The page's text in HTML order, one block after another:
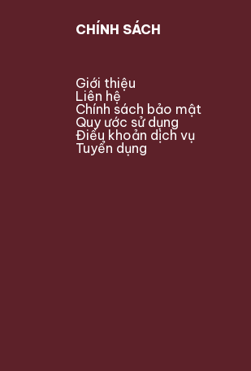
CHÍNH SÁCH
Giới thiệu
Liên hệ
Chính sách bảo mật
Quy ước sử dụng
Điều khoản dịch vụ
Tuyển dụng